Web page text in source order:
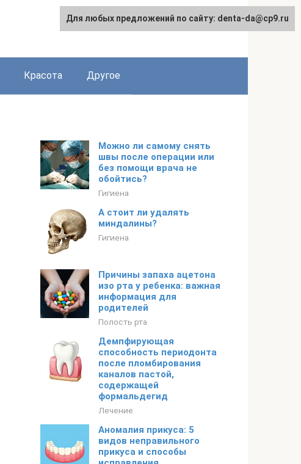
Красота Другое
Можно ли самому снять
швы после операции или
без помощи врача не
обойтись?
Гигиена
А стоит ли удалять
миндалины?
Гигиена
Причины запаха ацетона
изо рта у ребенка: важная
информация для
родителей
Полость рта
Демпфирующая
способность периодонта
после пломбирования
каналов пастой,
содержащей
формальдегид
Лечение
Аномалия прикуса: 5
видов неправильного
прикуса и способы
Для любых предложений по сайту: denta-da@cp9.ru